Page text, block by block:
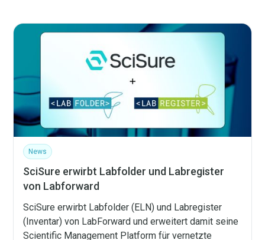
News
SciSure erwirbt Labfolder und Labregister
von Labforward
SciSure erwirbt Labfolder (ELN) und Labregister
(Inventar) von LabForward und erweitert damit seine
Scientific Management Platform für vernetzte